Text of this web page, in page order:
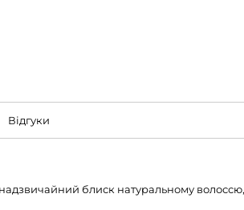
Відгуки
блиск натуральному